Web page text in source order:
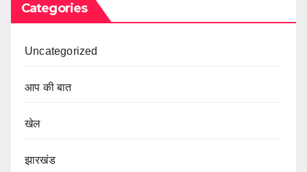
Categories
Uncategorized
आप की बात
खेल
झारखंड